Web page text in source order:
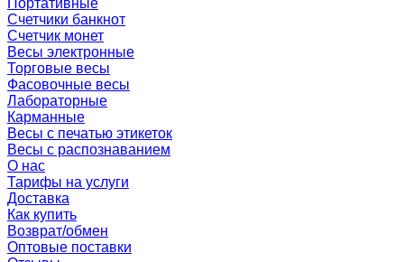
Портативные
Счетчики банкнот
Счетчик монет
Весы электронные
Торговые весы
Фасовочные весы
Лабораторные
Карманные
Весы с печатью этикеток
Весы с распознаванием
О нас
Тарифы на услуги
Доставка
Как купить
Возврат/обмен
Оптовые поставки